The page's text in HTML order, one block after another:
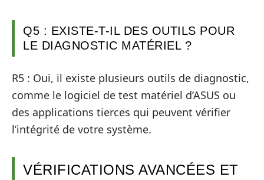
Q5 : EXISTE-T-IL DES OUTILS POUR
LE DIAGNOSTIC MATÉRIEL ?
R5 : Oui, il existe plusieurs outils de diagnostic,
comme le logiciel de test matériel d’ASUS ou
des applications tierces qui peuvent vérifier
l’intégrité de votre système.
VÉRIFICATIONS AVANCÉES ET